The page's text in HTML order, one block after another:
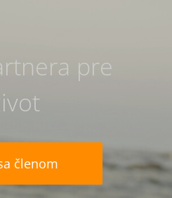
pre
členom